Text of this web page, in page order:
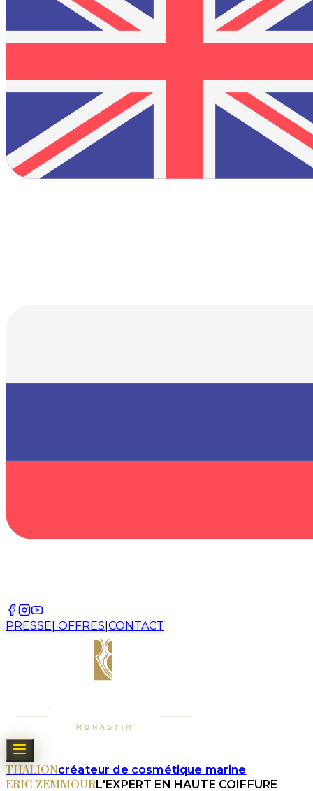
PRESSE OFFRES CONTACT
THALIONcréateur de cosmétique marine
ERIC ZEMMOURL'EXPERT EN HAUTE COIFFURE